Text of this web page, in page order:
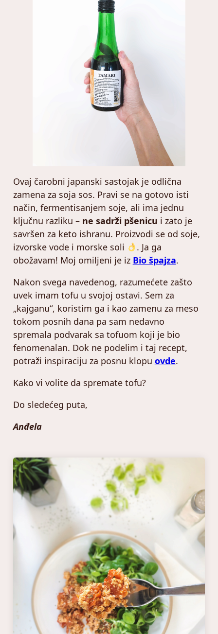
Ovaj čarobni japanski sastojak je odlična
zamena za soja sos. Pravi se na gotovo isti
način, fermentisanjem soje, ali ima jednu
ključnu razliku – ne sadrži pšenicu i zato je
savršen za keto ishranu. Proizvodi se od soje,
izvorske vode i morske soli
. Ja ga
obožavam! Moj omiljeni je iz Bio špajza.
Nakon svega navedenog, razumećete zašto
uvek imam tofu u svojoj ostavi. Sem za
„kajganu“, koristim ga i kao zamenu za meso
tokom posnih dana pa sam nedavno
spremala podvarak sa tofuom koji je bio
fenomenalan. Dok ne podelim i taj recept,
potraži inspiraciju za posnu klopu ovde.
Kako vi volite da spremate tofu?
Do sledećeg puta,
Anđela